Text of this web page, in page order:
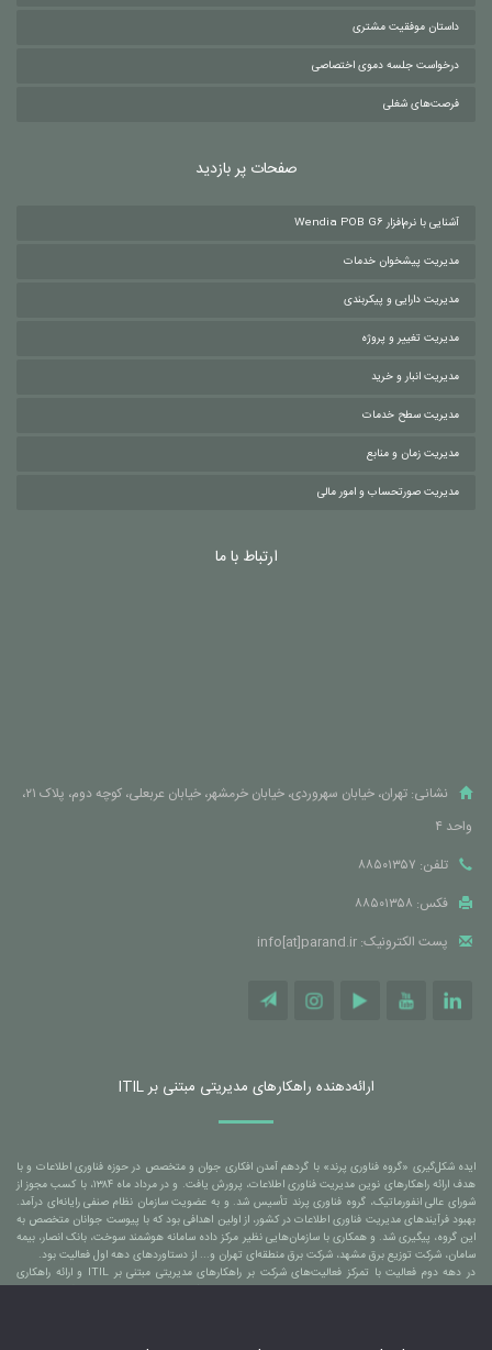
داستان موفقیت مشتری
درخواست جلسه دموی اختصاصی
فرصت‌های شغلی
صفحات پر بازدید
آشنایی با نرم‌افزار Wendia POB G6
مدیریت پیشخوان خدمات
مدیریت دارایی و پیکربندی
مدیریت تغییر و پروژه
مدیریت انبار و خرید
مدیریت سطح خدمات
مدیریت زمان و منابع
مدیریت صورتحساب و امور مالی
ارتباط با ما
نشانی: تهران، خیابان سهروردی، خیابان خرمشهر، خیابان عربعلی، کوچه دوم، پلاک ۲۱،
واحد ۴
تلفن: ۸۸۵۰۱۳۵۷
فکس: ۸۸۵۰۱۳۵۸
پست الکترونیک: info[at]parand.ir
ارائه‌دهنده راهکارهای مدیریتی مبتنی بر ITIL
ایده شکل‌گیری «گروه فناوری پرند» با گردهم آمدن افکاری جوان و متخصص در حوزه فناوری اطلاعات و با
هدف ارائه راهکارهای نوین مدیریت فناوری اطلاعات، پرورش یافت. و در مرداد ماه ۱۳۸۴، با کسب مجوز از
شورای عالی انفورماتیک، گروه فناوری پرند تأسیس شد. و به عضویت سازمان نظام صنفی رایانه‌ای درآمد.
بهبود فرآیندهای مدیریت فناوری اطلاعات در کشور، از اولین اهدافی بود که با پیوست جوانان متخصص به
این گروه، پیگیری شد. و همکاری با سازمان‌هایی نظیر مرکز داده سامانه هوشمند سوخت، بانک انصار، بیمه
سامان، شرکت توزیع برق مشهد، شرکت برق منطقه‌ای تهران و... از دستاوردهای دهه اول فعالیت بود.
در دهه دوم فعالیت با تمرکز فعالیت‌های شرکت بر راهکارهای مدیریتی مبتنی بر ITIL و ارائه راهکاری
بومی‌سازی شده و مبتنی بر استانداردهای جهانی، منجر شد تا همکاری با سازمان‌هایی نظیر بانک ملی ایران،